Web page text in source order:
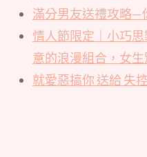
滿分男友送禮攻略—
情人節限定｜小巧
意的浪漫組合，女
就愛惡搞你 送給 失